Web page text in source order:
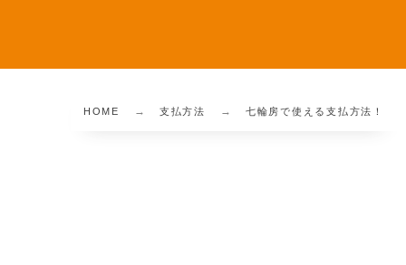
HOME 支払方法 七輪房で使える支払方法！